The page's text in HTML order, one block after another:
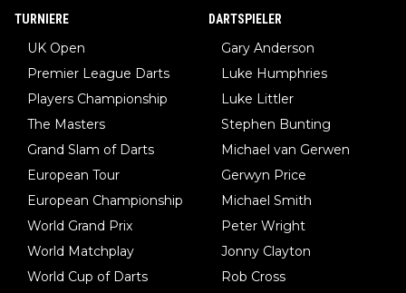
TURNIERE
UK Open
Premier League Darts
Players Championship
The Masters
Grand Slam of Darts
European Tour
European Championship
World Grand Prix
World Matchplay
World Cup of Darts
DARTSPIELER
Gary Anderson
Luke Humphries
Luke Littler
Stephen Bunting
Michael van Gerwen
Gerwyn Price
Michael Smith
Peter Wright
Jonny Clayton
Rob Cross